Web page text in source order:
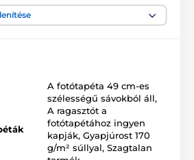
Kiváló minőségű, sima felületű
technológia garantálja a
színtartást.
és típusok (cm-ben – szélesség x
A fotótapéta 49 cm-es
szélességű sávokból áll,
A ragasztót a
fotótapétához ingyen
kapják, Gyapjúrost 170
g/m² súllyal, Szagtalan